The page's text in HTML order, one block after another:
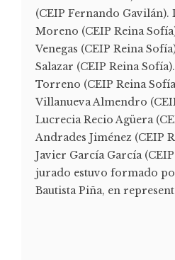
(CEIP Fernando Gavilán).
Moreno (CEIP Reina
Venegas (CEIP Reina
Salazar (CEIP Reina
Torreno (CEIP Reina
Villanueva Almendro
Lucrecia Recio Agüera
Andrades Jiménez (CEIP
Javier García García
jurado estuvo formado
Bautista Piña, en